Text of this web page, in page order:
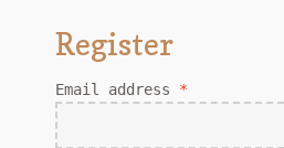
Register
Email address *